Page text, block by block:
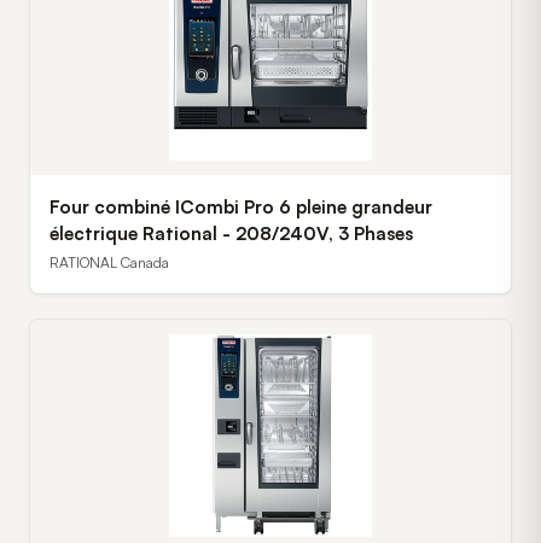
Four combiné ICombi Pro 6 pleine grandeur
électrique Rational - 208/240V, 3 Phases
RATIONAL Canada